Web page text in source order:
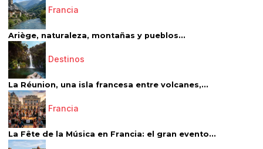
Francia
Ariège, naturaleza, montañas y pueblos...
Destinos
La Réunion, una isla francesa entre volcanes,...
Francia
La Fête de la Música en Francia: el gran evento...